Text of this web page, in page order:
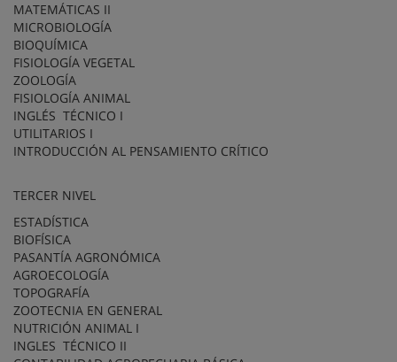
MATEMÁTICAS II
MICROBIOLOGÍA
BIOQUÍMICA
FISIOLOGÍA VEGETAL
ZOOLOGÍA
FISIOLOGÍA ANIMAL
INGLÉS TÉCNICO I
UTILITARIOS I
INTRODUCCIÓN AL PENSAMIENTO CRÍTICO
TERCER NIVEL
ESTADÍSTICA
BIOFÍSICA
PASANTÍA AGRONÓMICA
AGROECOLOGÍA
TOPOGRAFÍA
ZOOTECNIA EN GENERAL
NUTRICIÓN ANIMAL I
INGLES TÉCNICO II